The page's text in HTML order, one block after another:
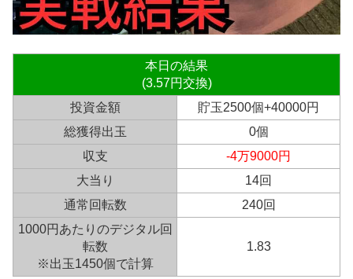
本日の結果
(3.57円交換)
投資金額
貯玉2500個+40000円
総獲得出玉
0個
収支
-4万9000円
大当り
14回
通常回転数
240回
1000円あたりのデジタル回
転数
※出玉1450個で計算
1.83